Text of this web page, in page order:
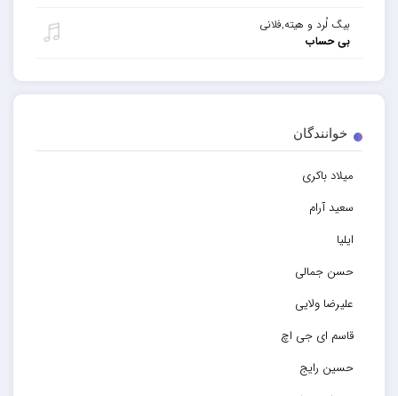
بیگ لُرد و هیته,فلانی
بی حساب
خوانندگان
میلاد باکری
سعید آرام
ایلیا
حسن جمالی
علیرضا ولایی
قاسم ای جی اچ
حسین رایج